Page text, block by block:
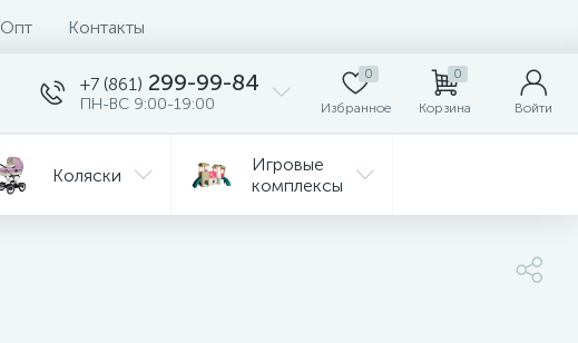
Опт Контакты
+7 (861) 299-99-84
ПН-ВС 9:00-19:00
0
Избранное
0
Корзина Войти
Коляски
Игровые
комплексы